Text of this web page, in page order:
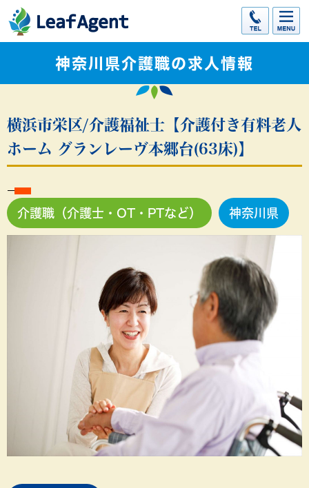
神奈川県介護職の求人情報
横浜市栄区/介護福祉士【介護付き有料老人
ホーム グランレーヴ本郷台(63床)】
介護職（介護士・OT・PTなど） 神奈川県